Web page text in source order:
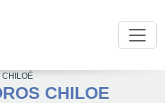
CHILOÉ
CHILOE